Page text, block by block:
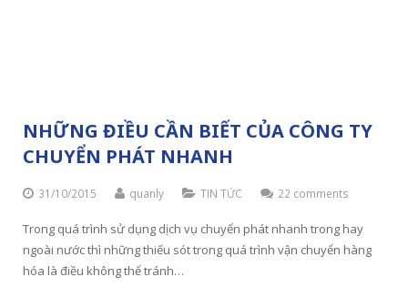
NHỮNG ĐIỀU CẦN BIẾT CỦA CÔNG TY
CHUYỂN PHÁT NHANH
31/10/2015 quanly TIN TỨC 22 comments
Trong quá trình sử dụng dịch vụ chuyển phát nhanh trong hay
ngoài nước thì những thiếu sót trong quá trình vận chuyển hàng
hóa là điều không thể tránh…